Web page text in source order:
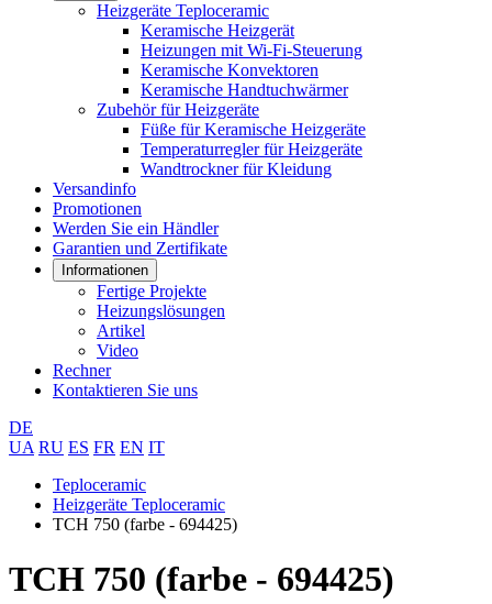
Heizgeräte Teploceramic
Keramische Heizgerät
Heizungen mit Wi-Fi-Steuerung
Keramische Konvektoren
Keramische Handtuchwärmer
Zubehör für Heizgeräte
Füße für Keramische Heizgeräte
Temperaturregler für Heizgeräte
Wandtrockner für Kleidung
Versandinfo
Promotionen
Werden Sie ein Händler
Garantien und Zertifikate
Informationen
Fertige Projekte
Heizungslösungen
Artikel
Video
Rechner
Kontaktieren Sie uns
DE
UA RU ES FR EN IT
Teploceramic
Heizgeräte Teploceramic
TCH 750 (farbe - 694425)
TCH 750 (farbe - 694425)